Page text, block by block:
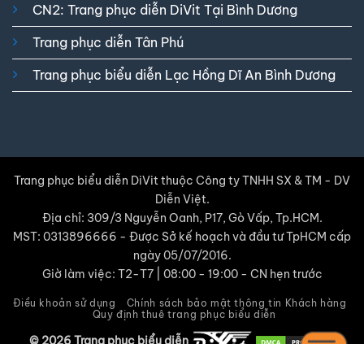
CN2: Trang phục diễn DiVit Tại Bình Dương
Trang phục diễn Tân Phú
Trang phục biểu diễn Lạc Hồng Dĩ An Bình Dương
Trang phục biểu diễn DiVit thuộc Công ty TNHH SX & TM - DV
Diễn Việt.
Địa chỉ: 309/3 Nguyễn Oanh, P17, Gò Vấp, Tp.HCM.
MST: 0313896666 - Được Sở kế hoạch và đầu tư TpHCM cấp
ngày 05/07/2016.
Giờ làm việc: T2-T7 | 08:00 - 19:00 - CN hẹn trước
Điều khoản sử dụng
Chính sách bảo mật thông tin Khách hàng
Quy định thuê trang phục biểu diễn
© 2026 Trang phục biểu diễn